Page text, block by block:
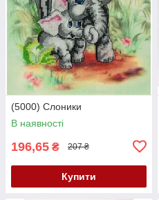
(5000) Слоники
В наявності
196,65 ₴ 207 ₴
Купити